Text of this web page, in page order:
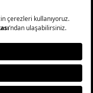
Mahallesi Kuşbakışı
İstanbul
Saklıdır.